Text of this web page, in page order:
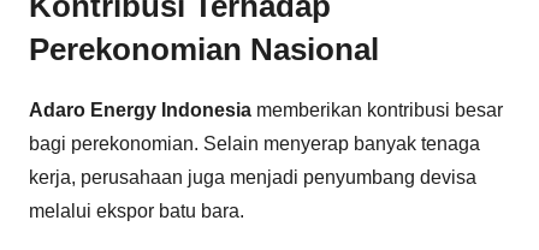
Perekonomian Nasional
Adaro Energy Indonesia memberikan kontribusi besar
bagi perekonomian. Selain menyerap banyak tenaga
kerja, perusahaan juga menjadi penyumbang devisa
melalui ekspor batu bara.